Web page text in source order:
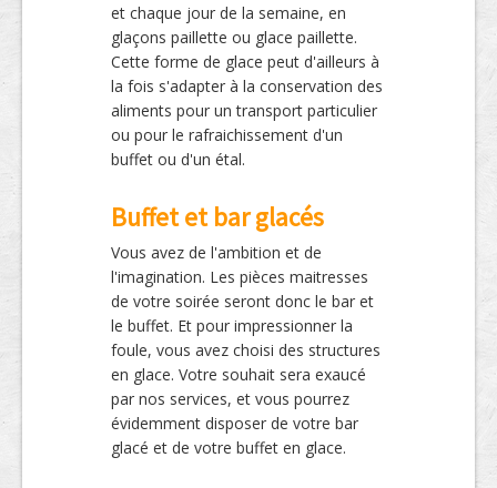
et chaque jour de la semaine, en
glaçons paillette ou glace paillette.
Cette forme de glace peut d'ailleurs à
la fois s'adapter à la conservation des
aliments pour un transport particulier
ou pour le rafraichissement d'un
buffet ou d'un étal.
Buffet et bar glacés
Vous avez de l'ambition et de
l'imagination. Les pièces maitresses
de votre soirée seront donc le bar et
le buffet. Et pour impressionner la
foule, vous avez choisi des structures
en glace. Votre souhait sera exaucé
par nos services, et vous pourrez
évidemment disposer de votre bar
glacé et de votre buffet en glace.